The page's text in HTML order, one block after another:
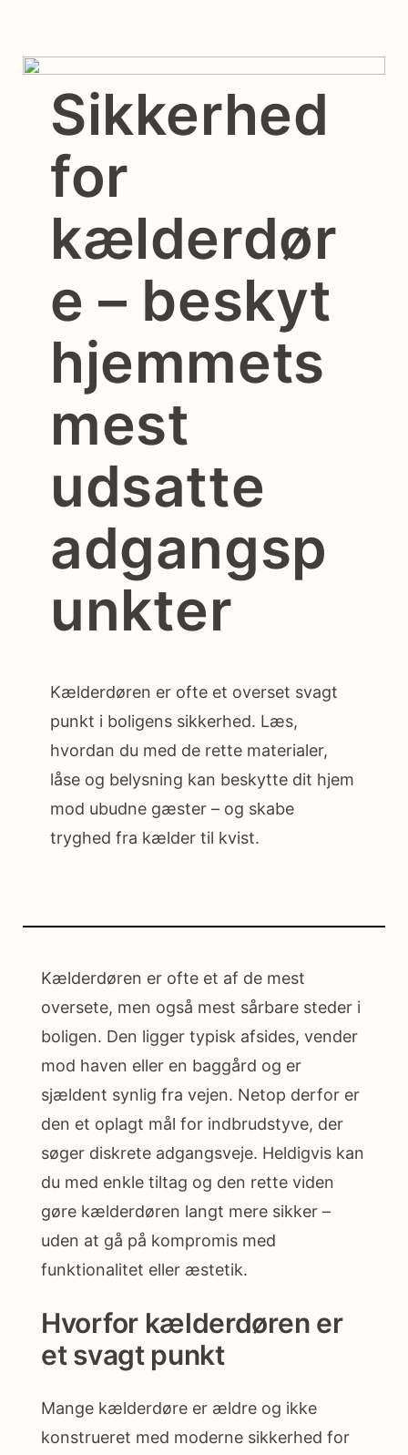
Sikkerhed
for
kælderdør
e – beskyt
hjemmets
mest
udsatte
adgangsp
unkter
Kælderdøren er ofte et overset svagt
punkt i boligens sikkerhed. Læs,
hvordan du med de rette materialer,
låse og belysning kan beskytte dit hjem
mod ubudne gæster – og skabe
tryghed fra kælder til kvist.
Kælderdøren er ofte et af de mest
oversete, men også mest sårbare steder i
boligen. Den ligger typisk afsides, vender
mod haven eller en baggård og er
sjældent synlig fra vejen. Netop derfor er
den et oplagt mål for indbrudstyve, der
søger diskrete adgangsveje. Heldigvis kan
du med enkle tiltag og den rette viden
gøre kælderdøren langt mere sikker –
uden at gå på kompromis med
funktionalitet eller æstetik.
Hvorfor kælderdøren er
et svagt punkt
Mange kælderdøre er ældre og ikke
konstrueret med moderne sikkerhed for